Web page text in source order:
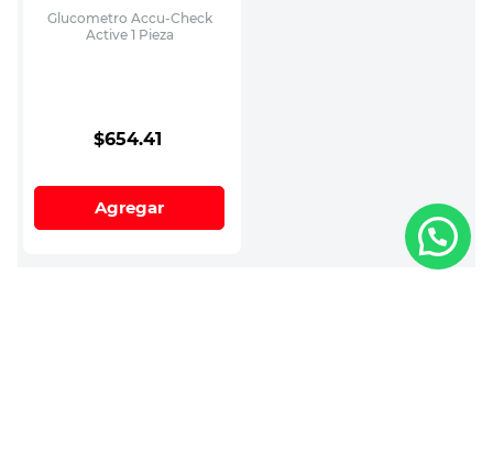
Glucometro Accu-Check
Active 1 Pieza
$654.41
Agregar